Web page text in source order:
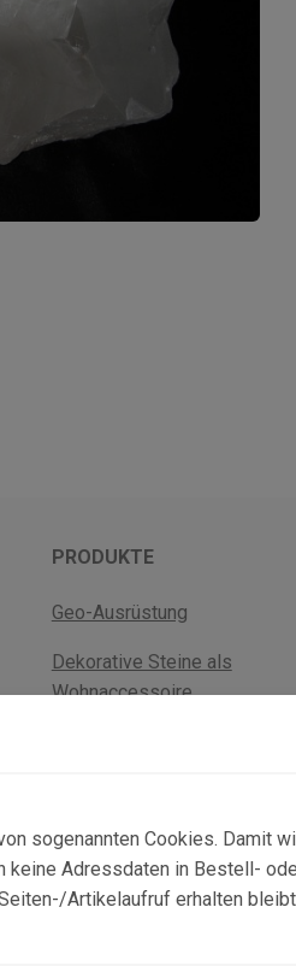
sogenannten Cookies.
keine Adressdaten in Bestell-
Artikelaufruf erhalten
PRODUKTE
Geo-Ausrüstung
Dekorative Steine als
Wohnaccessoire